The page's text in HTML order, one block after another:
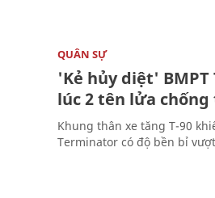
QUÂN SỰ
'Kẻ hủy diệt'
lúc 2 tên lửa chống
Khung thân xe tăng T-90
Terminator có độ bền bỉ